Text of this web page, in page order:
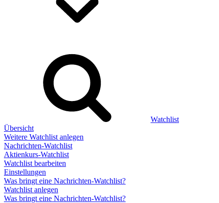
Watchlist
Übersicht
Weitere Watchlist anlegen
Nachrichten-Watchlist
Aktienkurs-Watchlist
Watchlist bearbeiten
Einstellungen
Was bringt eine Nachrichten-Watchlist?
Watchlist anlegen
Was bringt eine Nachrichten-Watchlist?